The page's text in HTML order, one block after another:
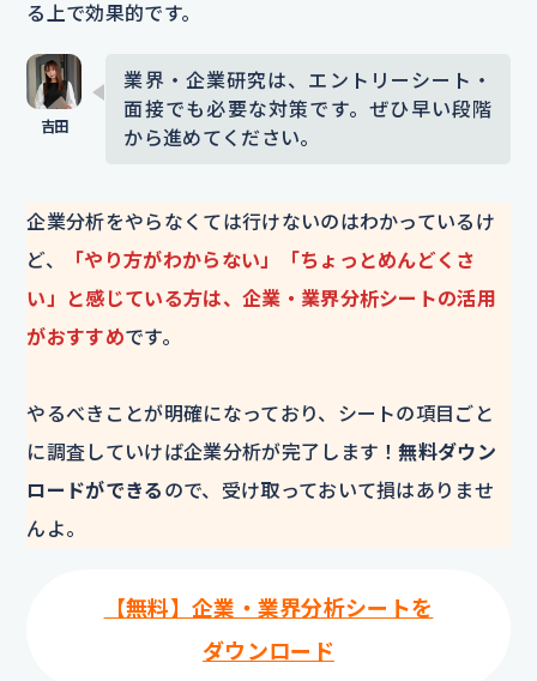
る上で効果的です。
業界・企業研究は、エントリーシート・
面接でも必要な対策です。ぜひ早い段階
から進めてください。
企業分析をやらなくては行けないのはわかっているけ
ど、
「やり方がわからない」「ちょっとめんどくさ
い」と感じている方は、企業・業界分析シートの活用
がおすすめです。
やるべきことが明確になっており、シートの項目ごと
に調査していけば企業分析が完了します！無料ダウン
ロードができる ので、受け取っておいて損はありませ
んよ。
【無料】企業・業界分析シートを
ダウンロード